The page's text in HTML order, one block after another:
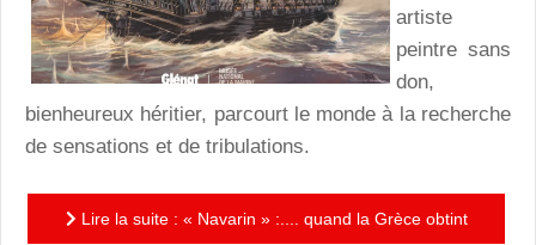
artiste
peintre sans
don,
bienheureux héritier, parcourt le monde à la recherche
de sensations et de tribulations.
Lire la suite : « Navarin » :.... quand la Grèce obtint